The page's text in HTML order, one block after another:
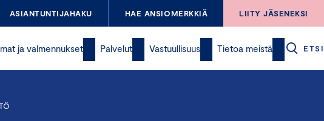
ASIANTUNTIJAHAKU HAE ANSIOMERKKIÄ LIITY JÄSENEKSI
ja valmennukset Palvelut Vastuullisuus Tietoa meistä ETSI